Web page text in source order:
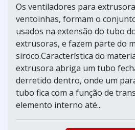
Os ventiladores para
ventoinhas, formam o
usados na extensão do tubo
extrusoras, e fazem parte do
siroco.Característica do
extrusora abriga um tubo
derretido dentro, onde um
tubo fica com a função de
elemento interno até...